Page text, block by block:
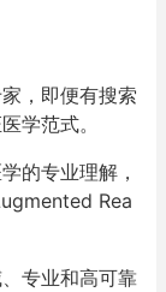
，即便有搜索
学范式。
的专业理解，
Rea
专业和高可靠